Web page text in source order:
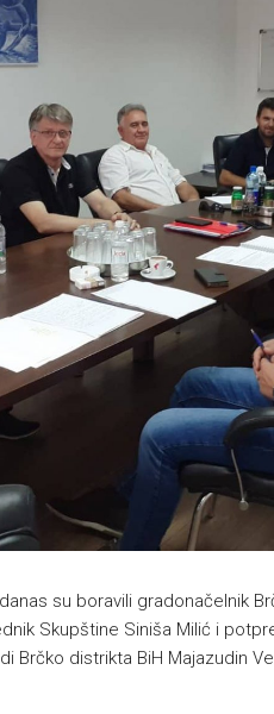
su boravili gradonačelnik
Skupštine Siniša Milić i
Brčko distrikta BiH Majazudin